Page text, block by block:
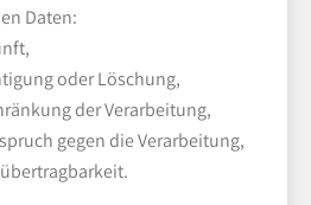
Daten:
oder Löschung,
der Verarbeitung,
gegen die Verarbeitung,